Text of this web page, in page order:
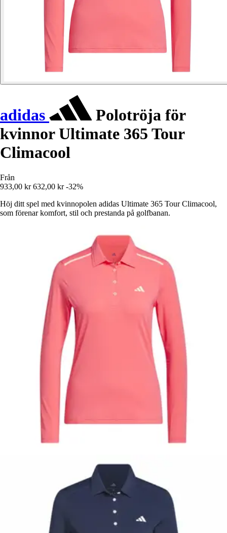
adidas
Polotröja för
kvinnor Ultimate 365 Tour
Climacool
Från
933,00 kr 632,00 kr -32%
Höj ditt spel med kvinnopolen adidas Ultimate 365 Tour Climacool,
som förenar komfort, stil och prestanda på golfbanan.